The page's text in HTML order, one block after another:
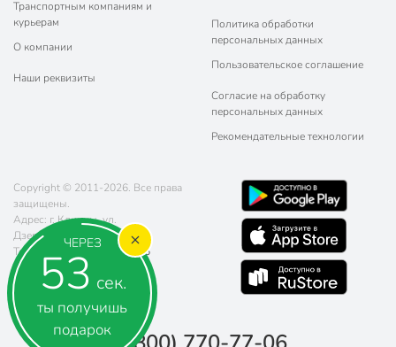
ЧЕРЕЗ
52 сек.
ты получишь
подарок
Транспортным компаниям и
курьерам
О компании
Наши реквизиты
Политика обработки
персональных данных
Пользовательское соглашение
Согласие на обработку
персональных данных
Рекомендательные технологии
Copyright © 2011-2026. Все права
защищены.
Адрес: г. Клинцы, ул.
Дзержинского, д. 57
Телефон:
8 (800) 770-77-06
Почта:sales@poryadok.ru